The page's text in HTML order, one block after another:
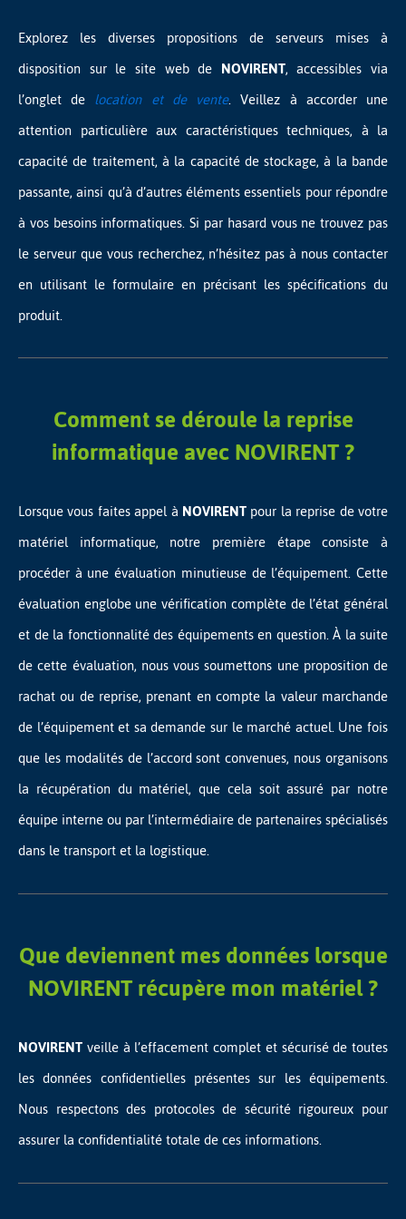
Explorez les diverses propositions de serveurs mises à
disposition sur le site web de NOVIRENT, accessibles via
l’onglet de location et de vente. Veillez à accorder une
attention particulière aux caractéristiques techniques, à la
capacité de traitement, à la capacité de stockage, à la bande
passante, ainsi qu’à d’autres éléments essentiels pour répondre
à vos besoins informatiques. Si par hasard vous ne trouvez pas
le serveur que vous recherchez, n’hésitez pas à nous contacter
en utilisant le formulaire en précisant les spécifications du
produit.
Comment se déroule la reprise
informatique avec NOVIRENT ?
Lorsque vous faites appel à NOVIRENTpour la reprise de votre
matériel informatique, notre première étape consiste à
procéder à une évaluation minutieuse de l’équipement. Cette
évaluation englobe une vérification complète de l’état général
et de la fonctionnalité des équipements en question. À la suite
de cette évaluation, nous vous soumettons une proposition de
rachat ou de reprise, prenant en compte la valeur marchande
de l’équipement et sa demande sur le marché actuel. Une fois
que les modalités de l’accord sont convenues, nous organisons
la récupération du matériel, que cela soit assuré par notre
équipe interne ou par l’intermédiaire de partenaires spécialisés
dans le transport et la logistique.
Que deviennent mes données lorsque
NOVIRENT récupère mon matériel ?
NOVIRENTveille à l’effacement complet et sécurisé de toutes
les données confidentielles présentes sur les équipements.
Nous respectons des protocoles de sécurité rigoureux pour
assurer la confidentialité totale de ces informations.